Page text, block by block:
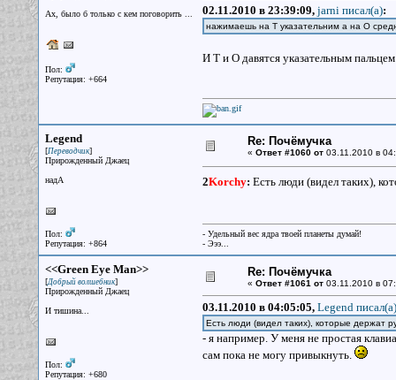
Ах, было б только с кем поговорить ...
Пол:
Репутация: +664
02.11.2010 в 23:39:09, jarni писал(a):
нажимаешь на Т указательним а на О
И Т и О давятся указательным
Legend
[Переводчик]
Прирожденный Джаец
надА
Пол:
Репутация: +864
Re: Почёмучка
« Ответ #1060 от03.11.2010 в
2Korchy: Есть люди (видел таких),
- Удельный вес ядра твоей планеты думай!
- Эээ...
<<Green Eye Man>>
[Добрый волшебник]
Прирожденный Джаец
И тишина...
Пол:
Репутация: +680
Re: Почёмучка
« Ответ #1061 от03.11.2010 в
03.11.2010 в 04:05:05, Legend писал(a)
Есть люди (видел таких), которые держат
- я например. У меня не простая
сам пока не могу привыкнуть.